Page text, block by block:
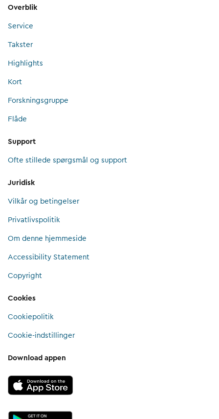
Overblik
Service
Takster
Highlights
Kort
Forskningsgruppe
Flåde
Support
Ofte stillede spørgsmål og support
Juridisk
Vilkår og betingelser
Privatlivspolitik
Om denne hjemmeside
Accessibility Statement
Copyright
Cookies
Cookiepolitik
Cookie-indstillinger
Download appen